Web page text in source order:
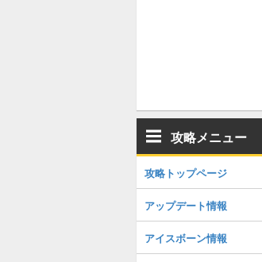
攻略メニュー
攻略トップページ
アップデート情報
アイスボーン情報